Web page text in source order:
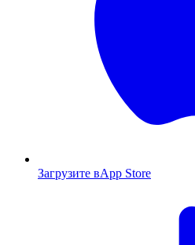
Загрузите вApp Store